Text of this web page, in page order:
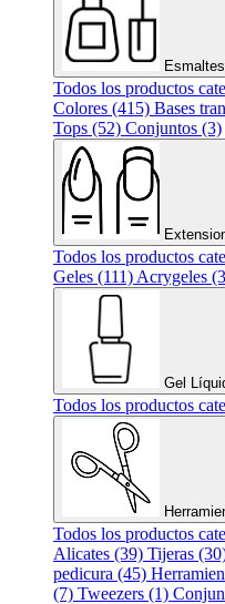
Todos los productos
Colores (415) Bases
Tops (52) Conjuntos (3)
Todos los productos
Geles (111) Acrygeles
Gel
Todos los productos
Todos los productos
Alicates (39) Tijeras
pedicura (45)
(7) Tweezers (1)